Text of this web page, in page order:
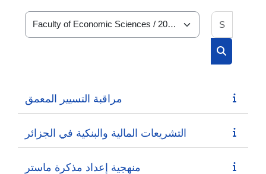
Course categories
مراقبة التسيير المعمق
التشريعات المالية والبنكية في الجزائر
منهجية إعداد مذكرة ماستر